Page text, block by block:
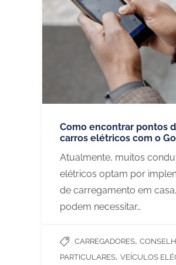
Como encontrar pontos
carros elétricos com o
Atualmente, muitos
elétricos optam por
de carregamento em
podem necessitar…
CARREGADORES,
PARTICULARES, VEÍCULOS
CHARGEGURU – PORTUGAL
Para se tornar parceiro
Trabalhe connosco
Parceiros de: